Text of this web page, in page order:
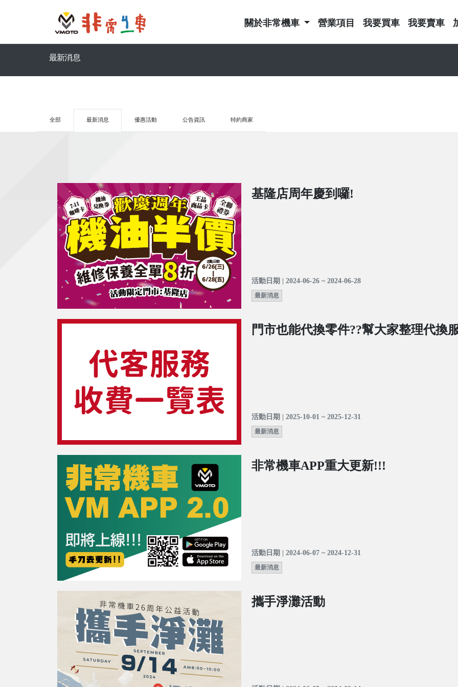
關於非常機車 營業項目 我要買車 我要賣車
最新消息
全部 最新消息 優惠活動 公告資訊 特約商家
基隆店周年慶到囉!
活動日期 | 2024-06-26 ~ 2024-06-28
最新消息
門市也能代換零件??幫大家整理代換
活動日期 | 2025-10-01 ~ 2025-12-31
最新消息
非常機車APP重大更新!!!
活動日期 | 2024-06-07 ~ 2024-12-31
最新消息
攜手淨灘活動